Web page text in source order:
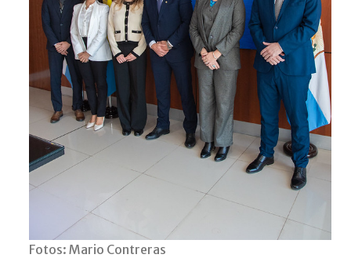
Fotos: Mario Contreras